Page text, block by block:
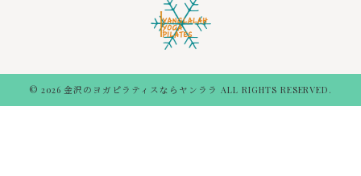
© 2026 金沢のヨガピラティスならヤンララ ALL RIGHTS RESERVED.